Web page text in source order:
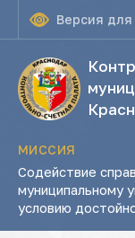
Версия
МИССИЯ
Содействие
муниципальному
условию